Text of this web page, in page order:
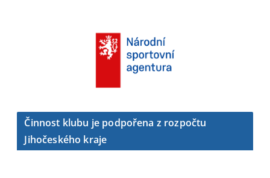
Činnost klubu je podpořena z rozpočtu
Jihočeského kraje